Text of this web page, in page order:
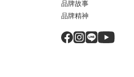
品牌故事
品牌精神